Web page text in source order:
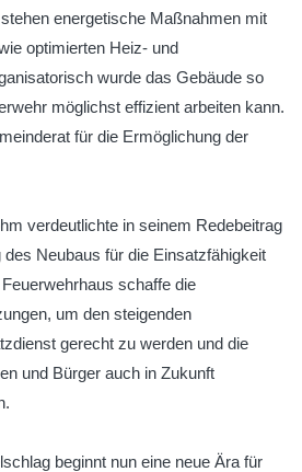
energetische Maßnahmen mit
optimierten Heiz- und
wurde das Gebäude so
möglichst effizient arbeiten kann.
für die Ermöglichung der
verdeutlichte in seinem Redebeitrag
Neubaus für die Einsatzfähigkeit
schaffe die
um den steigenden
gerecht zu werden und die
und Bürger auch in Zukunft
beginnt nun eine neue Ära für